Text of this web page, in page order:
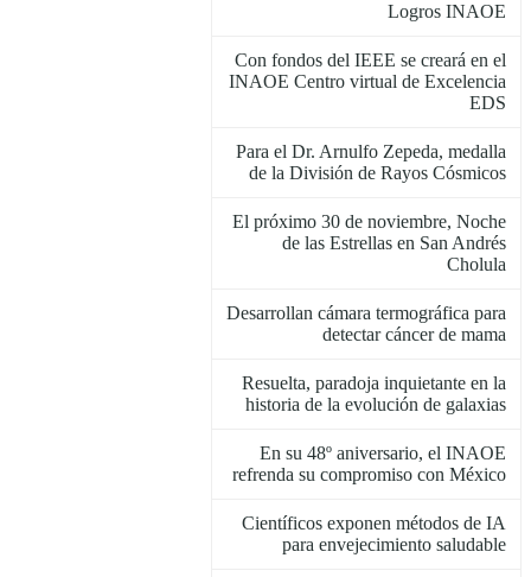
Logros INAOE
Con fondos del IEEE se creará en el
INAOE Centro virtual de Excelencia
EDS
Para el Dr. Arnulfo Zepeda, medalla
de la División de Rayos Cósmicos
El próximo 30 de noviembre, Noche
de las Estrellas en San Andrés
Cholula
Desarrollan cámara termográfica para
detectar cáncer de mama
Resuelta, paradoja inquietante en la
historia de la evolución de galaxias
En su 48º aniversario, el INAOE
refrenda su compromiso con México
Científicos exponen métodos de IA
para envejecimiento saludable